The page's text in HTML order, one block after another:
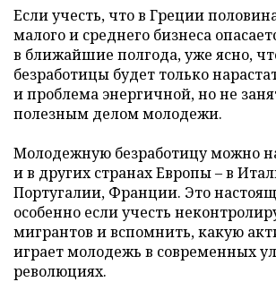
Если учесть, что в Греции
малого и среднего бизнеса
в ближайшие полгода, уже ясно,
безработицы будет только
и проблема энергичной, но не
полезным делом молодежи.
Молодежную безработицу можно
и в других странах Европы – в
Португалии, Франции. Это
особенно если учесть
мигрантов и вспомнить, какую
играет молодежь в современных
революциях.